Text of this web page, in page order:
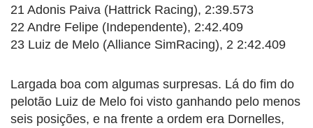
21 Adonis Paiva (Hattrick Racing), 2:39.573
22 Andre Felipe (Independente), 2:42.409
23 Luiz de Melo (Alliance SimRacing), 2 2:42.409
Largada boa com algumas surpresas. Lá do fim do
pelotão Luiz de Melo foi visto ganhando pelo menos
seis posições, e na frente a ordem era Dornelles,